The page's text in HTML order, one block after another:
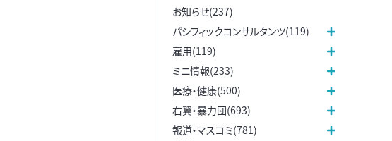
お知らせ(237)
パシフィックコンサルタンツ(119)
雇用(119)
ミニ情報(233)
医療・健康(500)
右翼・暴力団(693)
報道・マスコミ(781)